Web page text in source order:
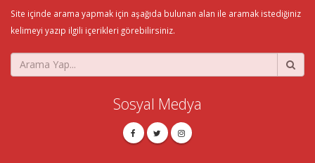
Site içinde arama yapmak için aşağıda bulunan alan ile aramak istediğiniz
kelimeyi yazıp ilgili içerikleri görebilirsiniz.
Sosyal Medya